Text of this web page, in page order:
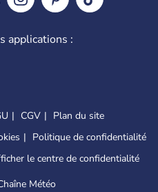
applications :
CGV
Plan du site
Politique de confidentialité
le centre de confidentialité
Météo